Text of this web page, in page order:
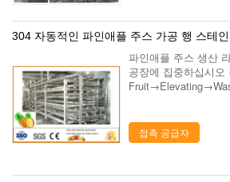
304 자동적인 파인애플 주스 가공 행 스테
파인애플 주스 생산
공장에 집중하십시오
접촉 공급자